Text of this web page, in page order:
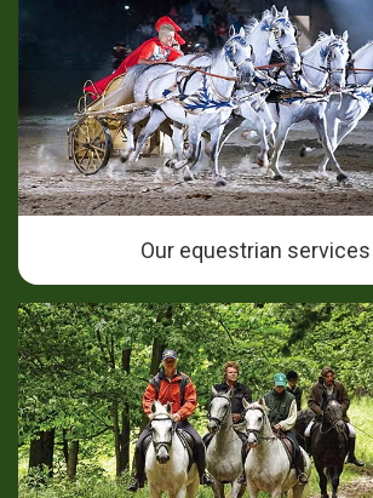
Our equestrian services